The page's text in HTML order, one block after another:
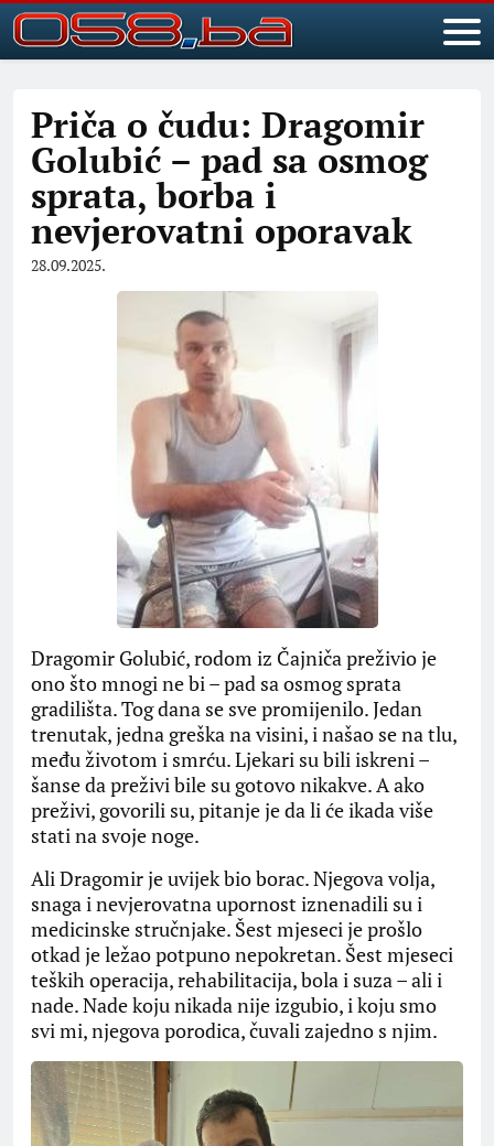
Priča o čudu: Dragomir
Golubić – pad sa osmog
sprata, borba i
nevjerovatni oporavak
28.09.2025.
Dragomir Golubić, rodom iz Čajniča preživio je
ono što mnogi ne bi – pad sa osmog sprata
gradilišta. Tog dana se sve promijenilo. Jedan
trenutak, jedna greška na visini, i našao se na tlu,
među životom i smrću. Ljekari su bili iskreni –
šanse da preživi bile su gotovo nikakve. A ako
preživi, govorili su, pitanje je da li će ikada više
stati na svoje noge.
Ali Dragomir je uvijek bio borac. Njegova volja,
snaga i nevjerovatna upornost iznenadili su i
medicinske stručnjake. Šest mjeseci je prošlo
otkad je ležao potpuno nepokretan. Šest mjeseci
teških operacija, rehabilitacija, bola i suza – ali i
nade. Nade koju nikada nije izgubio, i koju smo
svi mi, njegova porodica, čuvali zajedno s njim.